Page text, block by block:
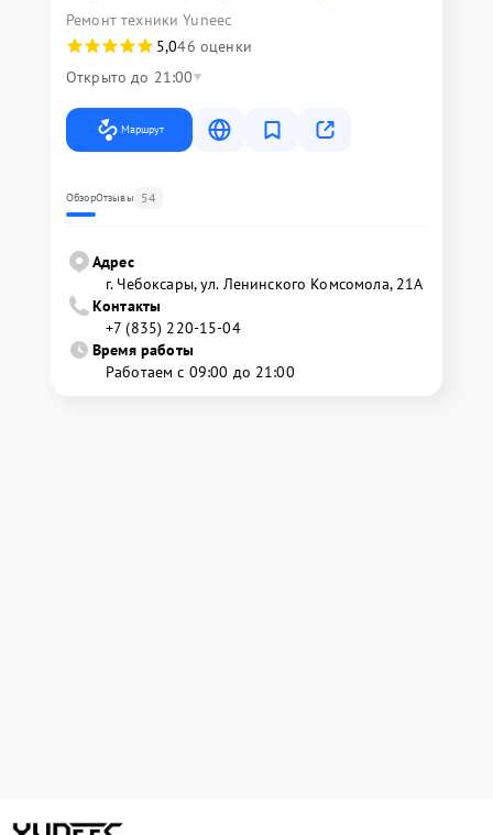
Ремонт техники Yuneec
5,046 оценки
Открыто до 21:00
Маршрут
ОбзорОтзывы 54
Адрес
г. Чебоксары, ул. Ленинского Комсомола, 21А
Контакты
+7 (835) 220-15-04
Время работы
Работаем с 09:00 до 21:00